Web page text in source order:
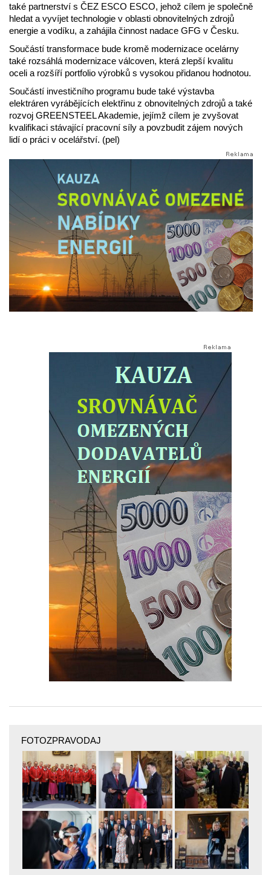
také partnerství s ČEZ ESCO ESCO, jehož cílem je společně
hledat a vyvíjet technologie v oblasti obnovitelných zdrojů
energie a vodíku, a zahájila činnost nadace GFG v Česku.
Součástí transformace bude kromě modernizace ocelárny
také rozsáhlá modernizace válcoven, která zlepší kvalitu
oceli a rozšíří portfolio výrobků s vysokou přidanou hodnotou.
Součástí investičního programu bude také výstavba
elektráren vyrábějících elektřinu z obnovitelných zdrojů a také
rozvoj GREENSTEEL Akademie, jejímž cílem je zvyšovat
kvalifikaci stávající pracovní síly a povzbudit zájem nových
lidí o práci v ocelářství. (pel)
FOTOZPRAVODAJ